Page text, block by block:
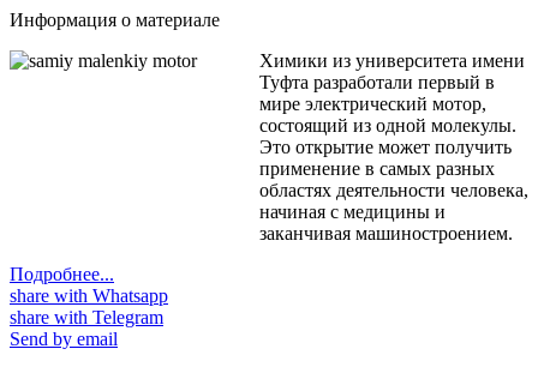
Информация о материале
Химики из университета имени
Туфта разработали первый в
мире электрический мотор,
состоящий из одной молекулы.
Это открытие может получить
применение в самых разных
областях деятельности человека,
начиная с медицины и
заканчивая машиностроением.
Подробнее...
share with Whatsapp
share with Telegram
Send by email